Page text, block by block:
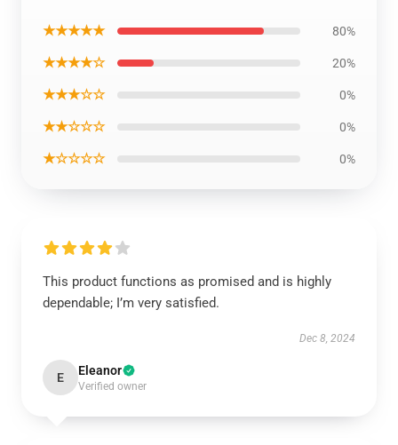
★★★★★ 80%
★★★★☆ 20%
★★★☆☆ 0%
★★☆☆☆ 0%
★☆☆☆☆ 0%
This product functions as promised and is highly
dependable; I’m very satisfied.
Dec 8, 2024
E Eleanor
Verified owner